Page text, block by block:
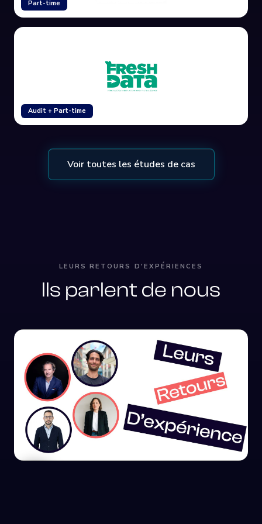
Part-time
Audit + Part-time
Voir toutes les études de cas
LEURS RETOURS D'EXPÉRIENCES
Ils parlent de nous